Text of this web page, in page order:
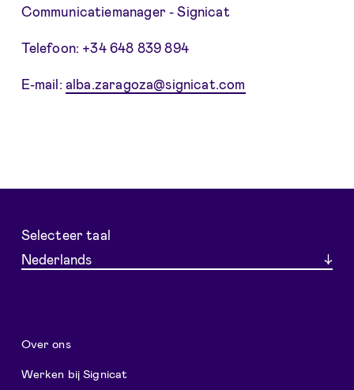
Communicatiemanager - Signicat
Telefoon: +34 648 839 894
E-mail: alba.zaragoza@signicat.com
Selecteer taal
Nederlands
Over ons
Werken bij Signicat